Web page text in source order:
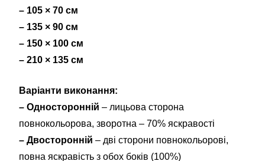
– 105 × 70 см
– 135 × 90 см
– 150 × 100 см
– 210 × 135 см
Варіанти виконання:
– Односторонній – лицьова сторона
повнокольорова, зворотна – 70% яскравості
– Двосторонній – дві сторони повнокольорові,
повна яскравість з обох боків (100%)